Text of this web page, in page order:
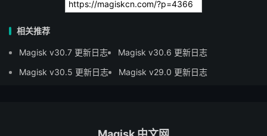
相关推荐
Magisk v30.7 更新日志
Magisk v30.6 更新日志
Magisk v30.5 更新日志
Magisk v29.0 更新日志